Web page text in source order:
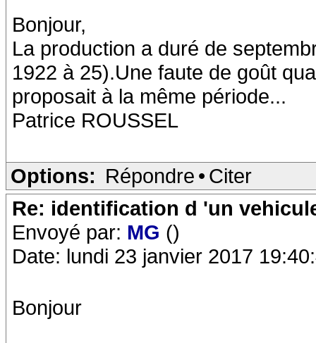
Bonjour,
La production a duré de
1922 à 25).Une faute de goût
proposait à la même période...
Patrice ROUSSEL
Options: Répondre • Citer
Re: identification d 'un
Envoyé par: MG ()
Date: lundi 23 janvier 2017
Bonjour